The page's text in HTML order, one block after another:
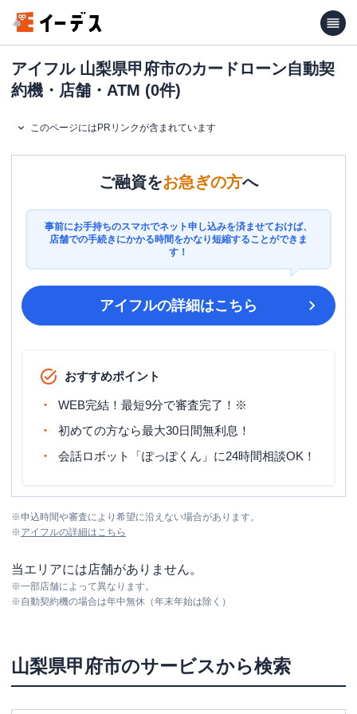
アイフル 山梨県甲府市のカードローン自動契
約機・店舗・ATM (0件)
このページにはPRリンクが含まれています
ご融資をお急ぎの方へ
事前にお手持ちのスマホでネット申し込みを済ませておけば、
店舗での手続きにかかる時間をかなり短縮することができま
す！
アイフルの詳細はこちら
おすすめポイント
WEB完結！最短9分で審査完了！※
初めての方なら最大30日間無利息！
会話ロボット「ぽっぽくん」に24時間相談OK！
※申込時間や審査により希望に沿えない場合があります。
※アイフルの詳細はこちら
当エリアには店舗がありません。
※一部店舗によって異なります。
※自動契約機の場合は年中無休（年末年始は除く）
山梨県甲府市のサービスから検索